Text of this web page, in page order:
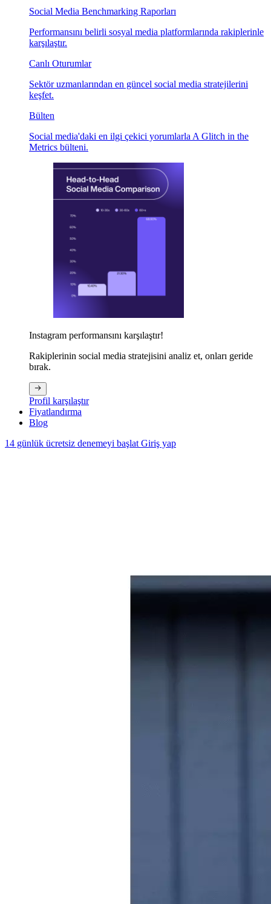
Social Media Benchmarking Raporları
Performansını belirli sosyal media platformlarında rakiplerinle
karşılaştır.
Canlı Oturumlar
Sektör uzmanlarından en güncel social media stratejilerini
keşfet.
Bülten
Social media'daki en ilgi çekici yorumlarla A Glitch in the
Metrics bülteni.
Instagram performansını karşılaştır!
Rakiplerinin social media stratejisini analiz et, onları geride
bırak.
Profil karşılaştır
Fiyatlandırma
Blog
14 günlük ücretsiz denemeyi başlatGiriş yap